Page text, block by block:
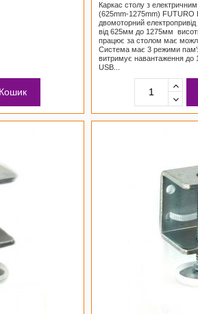
Каркас столу з
(625mm-1275mm) FUTURO
двомоторний
від 625мм до 1275мм
працює за столом має
Система має 3 режими
витримує навантаження до
USB...